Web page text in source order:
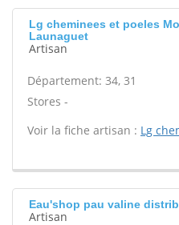
Lg cheminees et poeles
Launaguet
Artisan
Département: 34, 31
Stores -
Voir la fiche artisan : Lg
Eau'shop pau valine
Artisan